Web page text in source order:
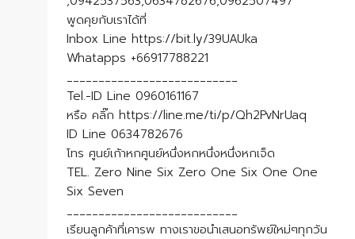
พูดคุยกับเราได้ที่
Inbox Line https://bit.ly/39UAUka
Whatapps +66917788221
___________________________
Tel.-ID Line 0960161167
หรือ คลิ๊ก https://line.me/ti/p/Qh2PvNrUaq
ID Line 0634782676
โทร ศูนย์เก้าหกศูนย์หนึ่งหกหนึ่งหนึ่งหกเจ็ด
TEL. Zero Nine Six Zero One Six One One
Six Seven
___________________________
เรียนลูกค้าที่เคารพ ทางเราขอนำเสนอทรัพย์ใหม่ๆทุกวัน